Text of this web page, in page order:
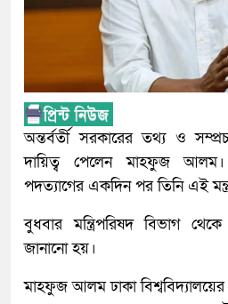
অন্তর্বর্তী সরকারের তথ্য ও
দায়িত্ব পেলেন মাহফুজ
পদত্যাগের একদিন পর তিনি এই
বুধবার মন্ত্রিপরিষদ বিভাগ
জানানো হয়।
মাহফুজ আলম ঢাকা